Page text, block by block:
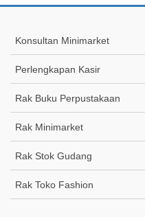
Konsultan Minimarket
Perlengkapan Kasir
Rak Buku Perpustakaan
Rak Minimarket
Rak Stok Gudang
Rak Toko Fashion